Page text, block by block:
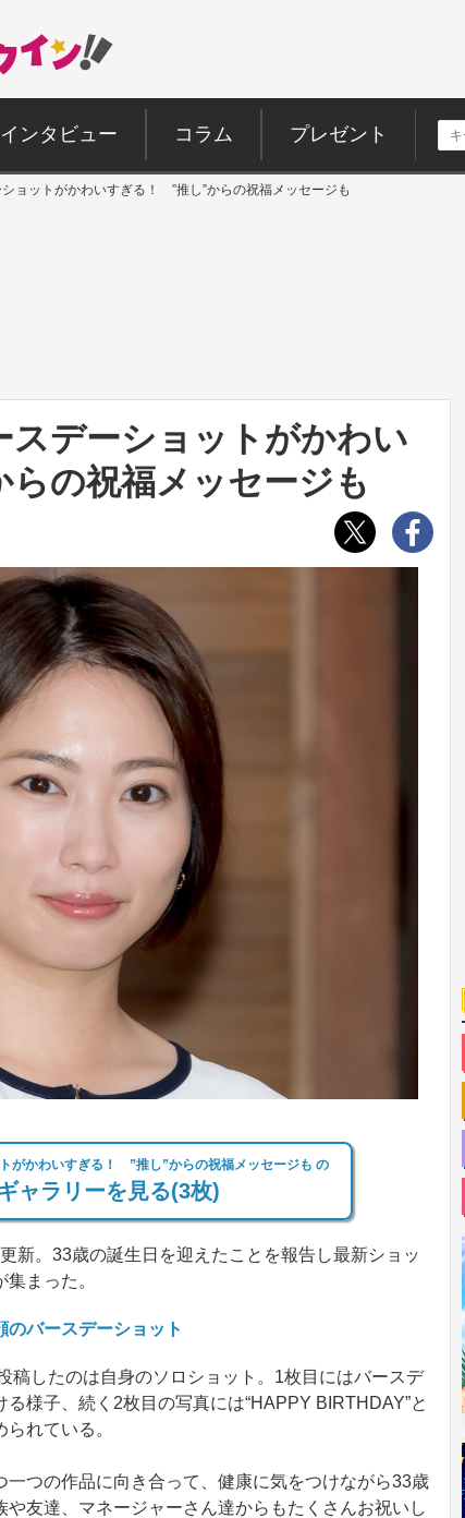
インタビュー コラム プレゼント
ョットがかわいすぎる！ ”推し”からの祝福メッセージも
スデーショットがかわい
の祝福メッセージも
がかわいすぎる！ ”推し”からの祝福メッセージも の
ャラリーを見る(3枚)
。33歳の誕生日を迎えたことを報告し最新ショッ
まった。
バースデーショット
したのは自身のソロショット。1枚目にはバースデ
様子、続く2枚目の写真には“HAPPY BIRTHDAY”と
れている。
つの作品に向き合って、健康に気をつけながら33歳
友達、マネージャーさん達からもたくさんお祝いし